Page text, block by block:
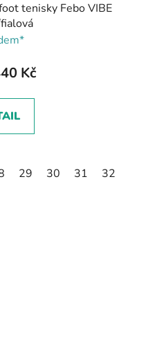
tenisky Febo VIBE
Kč
29 30 31 32